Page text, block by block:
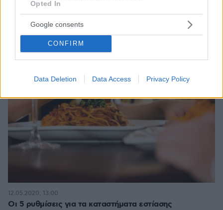
Opted In
Google consents
CONFIRM
Data Deletion Data Access Privacy Policy
Οι 5 ρυθμίσεις για τα καταστήματα εστίασης
12.05.2020, 13:00